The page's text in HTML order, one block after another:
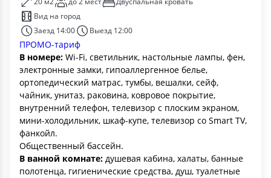
Вид на город
Заезд 14:00
Выезд 12:00
ПРОМО-тариф
В номере: Wi-Fi, светильник, настольные лампы, фен,
электронные замки, гипоаллергенное белье,
ортопедический матрас, тумбы, вешалки, сейф,
чайник, унитаз, раковина, ковровое покрытие,
внутренний телефон, телевизор с плоским экраном,
мини-холодильник, шкаф-купе, телевизор со Smart TV,
фанкойл.
Общественный бассейн.
В ванной комнате: душевая кабина, халаты, банные
полотенца, гигиенические средства, душ, туалетные